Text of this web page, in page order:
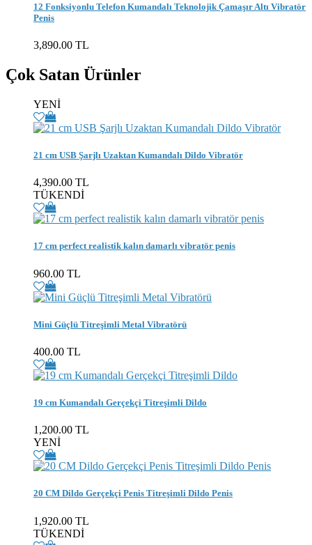
12 Fonksiyonlu Telefon Kumandalı Teknolojik Çamaşır Altı Vibratör
Penis
3,890.00 TL
Çok Satan Ürünler
YENİ
21 cm USB Şarjlı Uzaktan Kumandalı Dildo Vibratör
4,390.00 TL
TÜKENDİ
17 cm perfect realistik kalın damarlı vibratör penis
960.00 TL
Mini Güçlü Titreşimli Metal Vibratörü
400.00 TL
19 cm Kumandalı Gerçekçi Titreşimli Dildo
1,200.00 TL
YENİ
20 CM Dildo Gerçekçi Penis Titreşimli Dildo Penis
1,920.00 TL
TÜKENDİ